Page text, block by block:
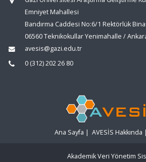
Emniyet Mahallesi
Bandırma Caddesi No:6/1 Rektörlük
06560 Teknikokullar Yenimahalle /
avesis@gazi.edu.tr
0 (312) 202 26 80
Ana Sayfa | AVESİS Hakkında |
Akademik Veri Yönetim